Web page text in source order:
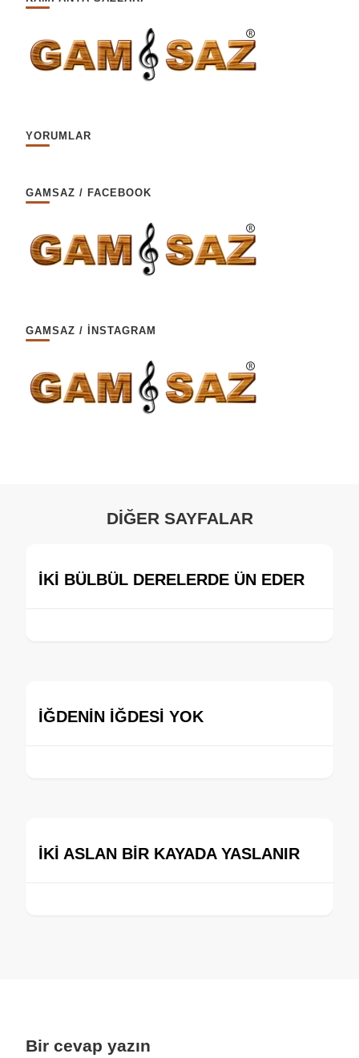
YORUMLAR
GAMSAZ / FACEBOOK
GAMSAZ / İNSTAGRAM
DİĞER SAYFALAR
İKİ BÜLBÜL DERELERDE ÜN EDER
İĞDENİN İĞDESİ YOK
İKİ ASLAN BİR KAYADA YASLANIR
Bir cevap yazın